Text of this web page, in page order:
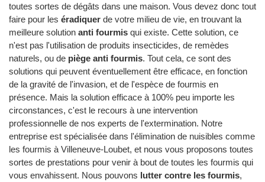
toutes sortes de dégâts dans une maison. Vous devez donc tout
faire pour les éradiquer de votre milieu de vie, en trouvant la
meilleure solution anti fourmis qui existe. Cette solution, ce
n'est pas l'utilisation de produits insecticides, de remèdes
naturels, ou de piège anti fourmis. Tout cela, ce sont des
solutions qui peuvent éventuellement être efficace, en fonction
de la gravité de l'invasion, et de l'espèce de fourmis en
présence. Mais la solution efficace à 100% peu importe les
circonstances, c'est le recours à une intervention
professionnelle de nos experts de l'extermination. Notre
entreprise est spécialisée dans l'élimination de nuisibles comme
les fourmis à Villeneuve-Loubet, et nous vous proposons toutes
sortes de prestations pour venir à bout de toutes les fourmis qui
vous envahissent. Nous pouvons lutter contre les fourmis,